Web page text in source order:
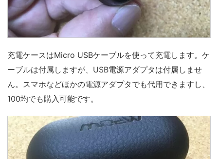
充電ケースはMicro USBケーブルを使って充電します。ケ
ーブルは付属しますが、USB電源アダプタは付属しませ
ん。スマホなどほかの電源アダプタでも代用できますし、
100均でも購入可能です。